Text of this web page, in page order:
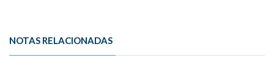
NOTAS RELACIONADAS